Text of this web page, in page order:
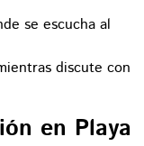
se escucha al
discute con
en Playa